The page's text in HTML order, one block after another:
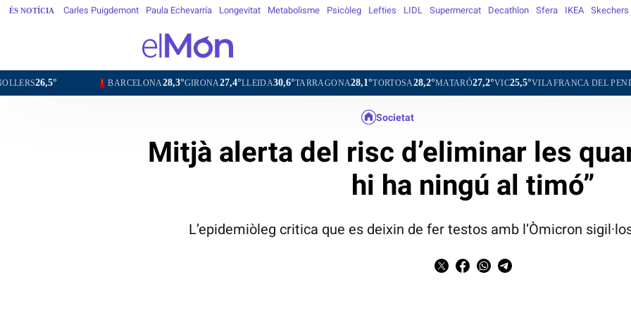
ÉS NOTÍCIA Carles Puigdemont Paula Echevarría Longevitat Metabolisme Psicòleg Lefties LIDL Supermercat Decathlon Sfera IKEA Skechers
BARCELONA28,3°GIRONA27,4°LLEIDA30,6°TARRAGONA28,1°TORTOSA28,2°MATARÓ27,2°VIC25,5°VILAFRANCA DEL PENEDÈS26,0°
Societat
Mitjà alerta del risc d’eliminar les
hi ha ningú al timó”
L’epidemiòleg critica que es deixin de fer testos amb l’Òmicron